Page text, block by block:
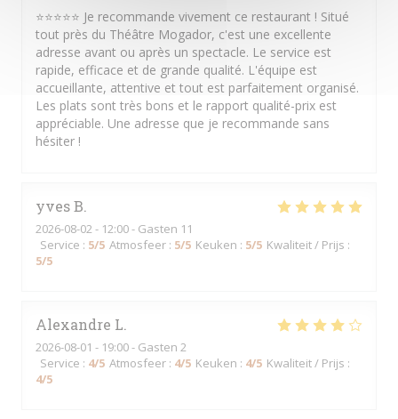
⭐⭐⭐⭐⭐ Je recommande vivement ce restaurant ! Situé
tout près du Théâtre Mogador, c'est une excellente
adresse avant ou après un spectacle. Le service est
rapide, efficace et de grande qualité. L'équipe est
accueillante, attentive et tout est parfaitement organisé.
Les plats sont très bons et le rapport qualité-prix est
appréciable. Une adresse que je recommande sans
hésiter !
yvesB
2026-08-02 - 12:00 - Gasten 11
Service : 5/5 Atmosfeer : 5/5 Keuken : 5/5 Kwaliteit / Prijs :
5/5
Alexandre L
2026-08-01 - 19:00 - Gasten 2
Service : 4/5 Atmosfeer : 4/5 Keuken : 4/5 Kwaliteit / Prijs :
4/5